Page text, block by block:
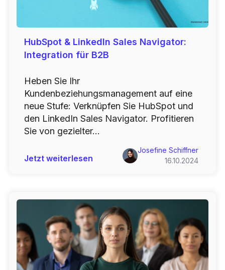
HubSpot & LinkedIn Sales Navigator:
Integration für B2B
Josefine Schiffner
16.10.2024
Heben Sie Ihr
Kundenbeziehungsmanagement auf eine
neue Stufe: Verknüpfen Sie HubSpot und
den LinkedIn Sales Navigator. Profitieren
Sie von gezielter...
Jetzt weiterlesen